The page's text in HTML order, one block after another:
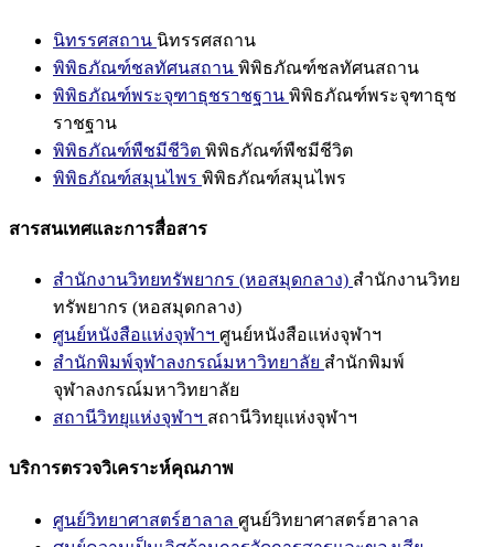
นิทรรศสถาน นิทรรศสถาน
พิพิธภัณฑ์ชลทัศนสถาน พิพิธภัณฑ์ชลทัศนสถาน
พิพิธภัณฑ์พระจุฑาธุชราชฐาน พิพิธภัณฑ์พระจุฑาธุช
ราชฐาน
พิพิธภัณฑ์พืชมีชีวิต พิพิธภัณฑ์พืชมีชีวิต
พิพิธภัณฑ์สมุนไพร พิพิธภัณฑ์สมุนไพร
สารสนเทศและการสื่อสาร
สำนักงานวิทยทรัพยากร (หอสมุดกลาง) สำนักงานวิทย
ทรัพยากร (หอสมุดกลาง)
ศูนย์หนังสือแห่งจุฬาฯ ศูนย์หนังสือแห่งจุฬาฯ
สำนักพิมพ์จุฬาลงกรณ์มหาวิทยาลัย สำนักพิมพ์
จุฬาลงกรณ์มหาวิทยาลัย
สถานีวิทยุแห่งจุฬาฯ สถานีวิทยุแห่งจุฬาฯ
บริการตรวจวิเคราะห์คุณภาพ
ศูนย์วิทยาศาสตร์ฮาลาล ศูนย์วิทยาศาสตร์ฮาลาล